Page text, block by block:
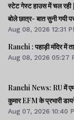
स्टेट गेस्ट हाउस में चल रही
बोले छात्र- बात सुनी गयी
Aug 08, 2026 12:31
Ranchi : पहाड़ी मंदिर में
Aug 08, 2026 05:27
Ranchi News: RU में
कुमार EFM के प्रभारी
Aug 07, 2026 10:40